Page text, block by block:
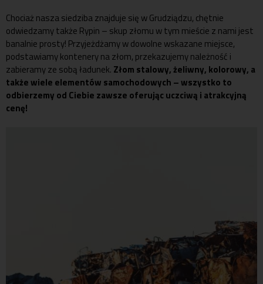
Chociaż nasza siedziba znajduje się w Grudziądzu, chętnie
odwiedzamy także Rypin – skup złomu w tym mieście z nami jest
banalnie prosty! Przyjeżdżamy w dowolne wskazane miejsce,
podstawiamy kontenery na złom, przekazujemy należność i
zabieramy ze sobą ładunek. Złom stalowy, żeliwny, kolorowy, a
także wiele elementów samochodowych – wszystko to
odbierzemy od Ciebie zawsze oferując uczciwą i atrakcyjną
cenę!